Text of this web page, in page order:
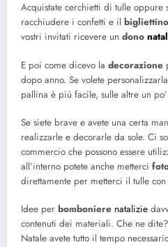
Acquistate cerchietti di tulle oppure
racchiudere i confetti e il bigliettino
vostri invitati ricevere un dono
E poi come dicevo la decorazione
dopo anno. Se volete
pallina è più facile, sulle altre un
Se siete brave e avete una certa
realizzarle e decorarle da sole. Ci
commercio che possono essere
all’interno potete anche metterci
direttamente per metterci il tulle
Idee per bomboniere natalizie
contenuti dei materiali. Che ne
Natale avete tutto il tempo